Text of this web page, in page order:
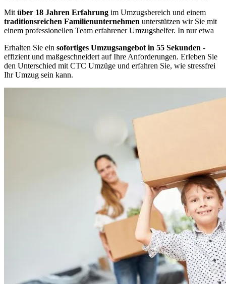
Mit über 18 Jahren Erfahrung im Umzugsbereich und einem
traditionsreichen Familienunternehmen unterstützen wir Sie mit
einem professionellen Team erfahrener Umzugshelfer. In nur etwa
Erhalten Sie ein sofortiges Umzugsangebot in 55 Sekunden -
effizient und maßgeschneidert auf Ihre Anforderungen. Erleben Sie
den Unterschied mit CTC Umzüge und erfahren Sie, wie stressfrei
Ihr Umzug sein kann.